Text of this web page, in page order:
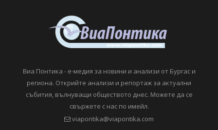
Виа Понтика - е-медия за новини и анализи от Бургас и
региона. Открийте анализи и репортаж за актуални
събития, вълнуващи обществото днес. Можете да се
свържете с нас по имейл.
viapontika@viapontika.com